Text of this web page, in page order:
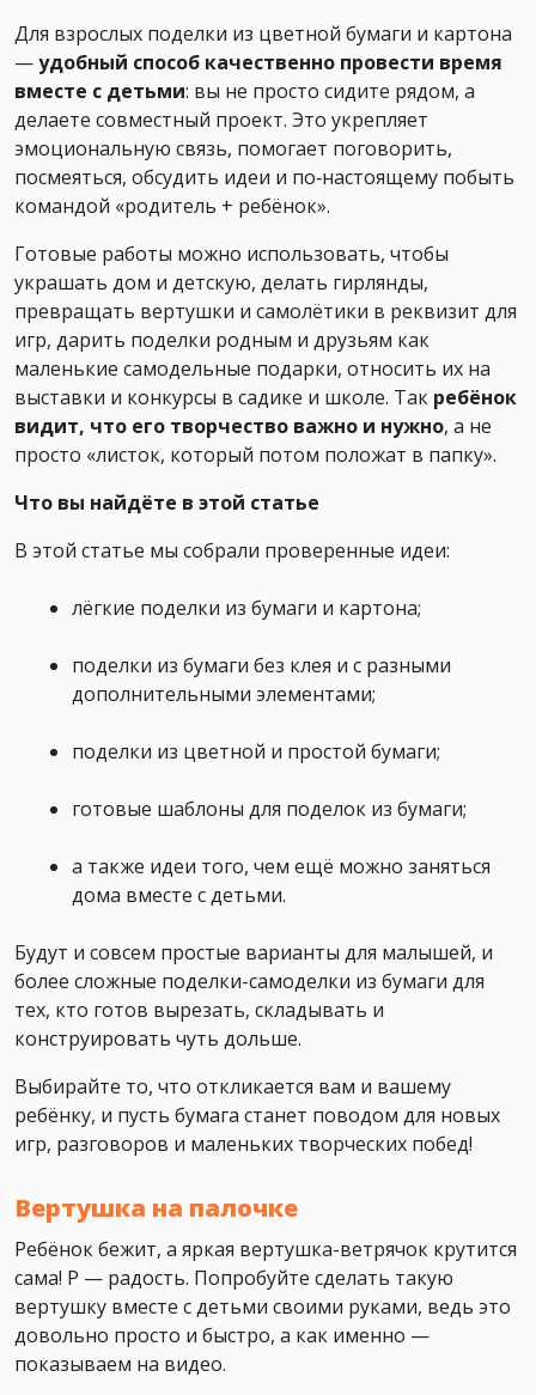
Для взрослых поделки из цветной бумаги и картона
—удобный способ качественно провести время
вместе с детьми: вы не просто сидите рядом, а
делаете совместный проект. Это укрепляет
эмоциональную связь, помогает поговорить,
посмеяться, обсудить идеи и по‑настоящему побыть
командой «родитель + ребёнок».
Готовые работы можно использовать, чтобы
украшать дом и детскую, делать гирлянды,
превращать вертушки и самолётики в реквизит для
игр, дарить поделки родным и друзьям как
маленькие самодельные подарки, относить их на
выставки и конкурсы в садике и школе. Так ребёнок
видит, что его творчество важно и нужно, а не
просто «листок, который потом положат в папку».
Что вы найдёте в этой статье
В этой статье мы собрали проверенные идеи:
лёгкие поделки из бумаги и картона;
поделки из бумаги без клея и с разными
дополнительными элементами;
поделки из цветной и простой бумаги;
готовые шаблоны для поделок из бумаги;
а также идеи того, чем ещё можно заняться
дома вместе с детьми.
Будут и совсем простые варианты для малышей, и
более сложные поделки-самоделки из бумаги для
тех, кто готов вырезать, складывать и
конструировать чуть дольше.
Выбирайте то, что откликается вам и вашему
ребёнку, и пусть бумага станет поводом для новых
игр, разговоров и маленьких творческих побед!
Вертушка на палочке
Ребёнок бежит, а яркая вертушка-ветрячок крутится
сама! Р — радость. Попробуйте сделать такую
вертушку вместе с детьми своими руками, ведь это
довольно просто и быстро, а как именно —
показываем на видео.